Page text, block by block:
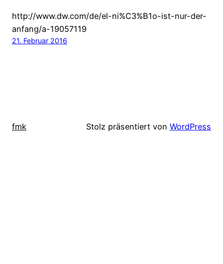
http://www.dw.com/de/el-ni%C3%B1o-ist-nur-der-
anfang/a-19057119
21. Februar 2016
fmk Stolz präsentiert von WordPress